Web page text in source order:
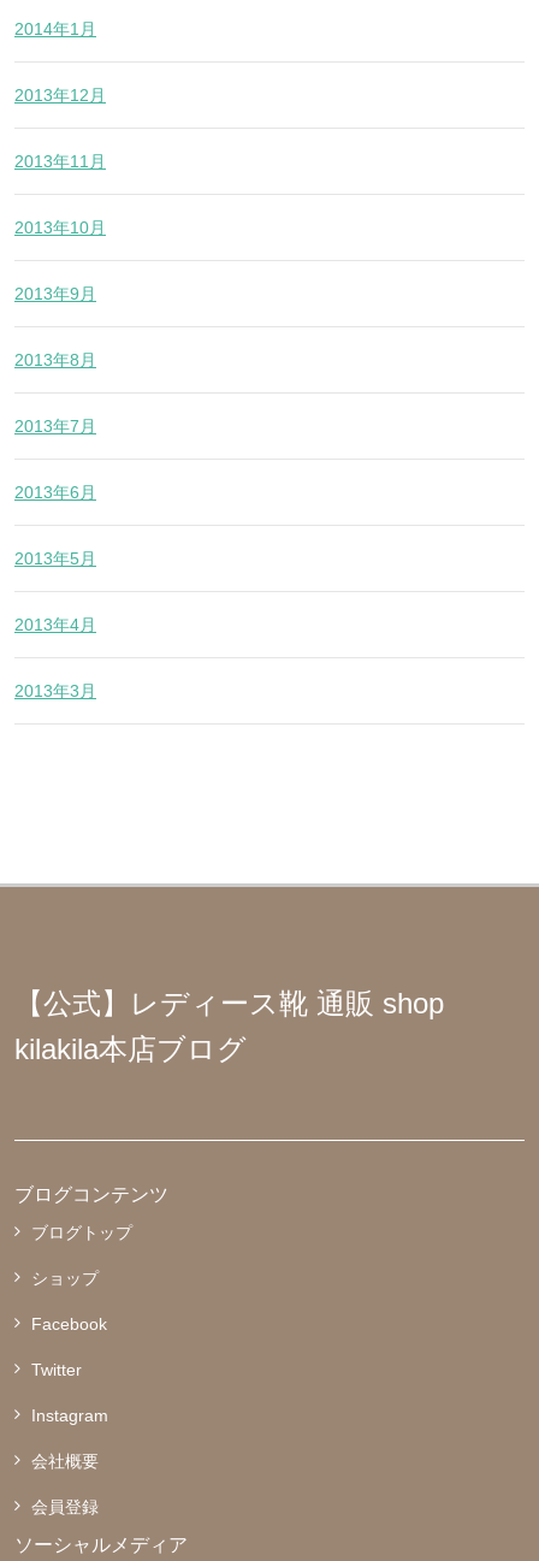
2014年1月
2013年12月
2013年11月
2013年10月
2013年9月
2013年8月
2013年7月
2013年6月
2013年5月
2013年4月
2013年3月
【公式】レディース靴 通販 shop
kilakila本店ブログ
ブログコンテンツ
ブログトップ
ショップ
Facebook
Twitter
Instagram
会社概要
会員登録
ソーシャルメディア